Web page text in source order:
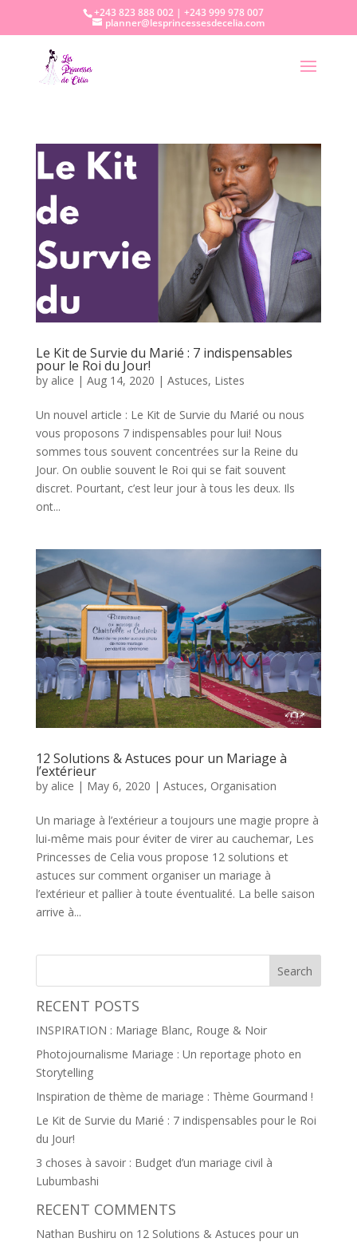
+243 823 888 002 | +243 999 978 007
planner@lesprincessesdecelia.com
Le Kit de Survie du Marié : 7 indispensables
pour le Roi du Jour!
by alice | Aug 14, 2020 | Astuces, Listes
Un nouvel article : Le Kit de Survie du Marié ou nous
vous proposons 7 indispensables pour lui! Nous
sommes tous souvent concentrées sur la Reine du
Jour. On oublie souvent le Roi qui se fait souvent
discret. Pourtant, c’est leur jour à tous les deux. Ils
ont...
12 Solutions & Astuces pour un Mariage à
l’extérieur
by alice | May 6, 2020 | Astuces, Organisation
Un mariage à l’extérieur a toujours une magie propre à
lui-même mais pour éviter de virer au cauchemar, Les
Princesses de Celia vous propose 12 solutions et
astuces sur comment organiser un mariage à
l’extérieur et pallier à toute éventualité. La belle saison
arrive à...
RECENT POSTS
INSPIRATION : Mariage Blanc, Rouge & Noir
Photojournalisme Mariage : Un reportage photo en
Storytelling
Inspiration de thème de mariage : Thème Gourmand !
Le Kit de Survie du Marié : 7 indispensables pour le Roi
du Jour!
3 choses à savoir : Budget d’un mariage civil à
Lubumbashi
RECENT COMMENTS
Nathan Bushiru on 12 Solutions & Astuces pour un